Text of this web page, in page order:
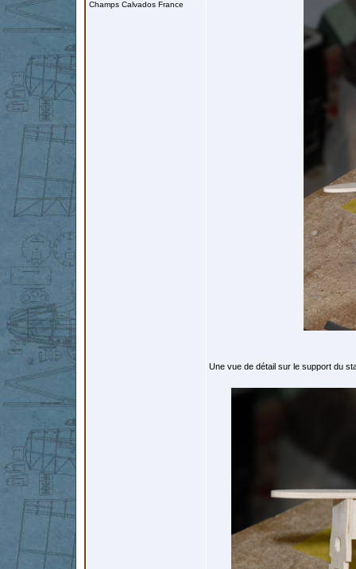
Champs Calvados France
Une vue de détail sur le support du